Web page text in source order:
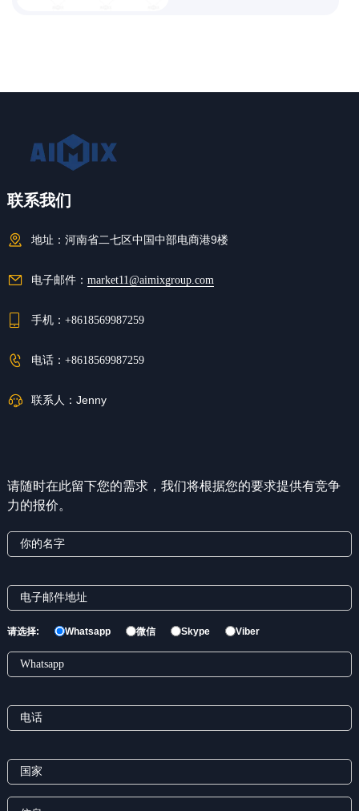
联系我们
地址： 河南省二七区中国中部电商港9楼
电子邮件： market11@aimixgroup.com
手机： +8618569987259
电话： +8618569987259
联系人： Jenny
请随时在此留下您的需求，我们将根据您的要求提供有竞争
力的报价。
请选择: Whatsapp 微信 Skype Viber